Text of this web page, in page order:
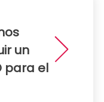
un
para el